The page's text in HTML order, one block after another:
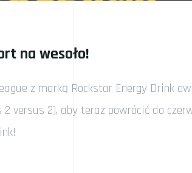
na wesoło!
z marką Rockstar Energy
2 versus 2), aby teraz powrócić do